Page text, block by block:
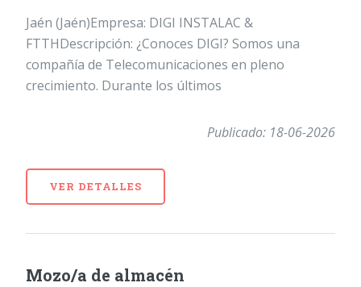
Jaén (Jaén)Empresa: DIGI INSTALAC &
FTTHDescripción: ¿Conoces DIGI? Somos una
compañía de Telecomunicaciones en pleno
crecimiento. Durante los últimos
Publicado: 18-06-2026
VER DETALLES
Mozo/a de almacén